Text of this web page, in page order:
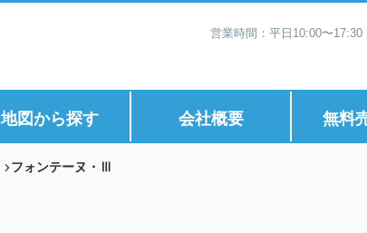
営業時間：平日10:00〜
地図から探す 会社概要 無料
フォンテーヌ・Ⅲ